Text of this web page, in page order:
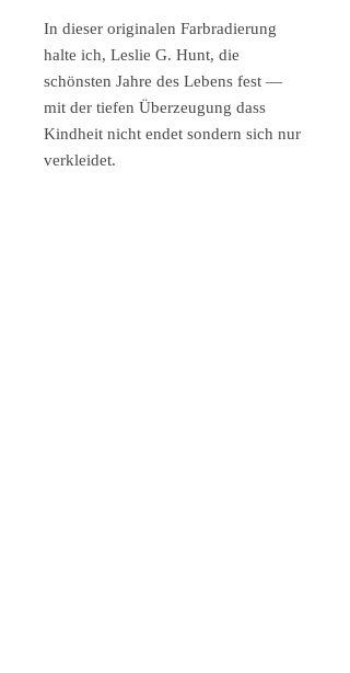
In dieser originalen Farbradierung
halte ich, Leslie G. Hunt, die
schönsten Jahre des Lebens fest —
mit der tiefen Überzeugung dass
Kindheit nicht endet sondern sich nur
verkleidet.